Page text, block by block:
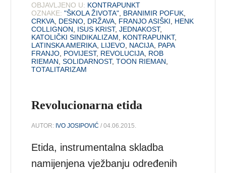
OBJAVLJENO U: KONTRAPUNKT
OZNAKE: "ŠKOLA ŽIVOTA" BRANIMIR POFUK
CRKVA DESNO DRŽAVA FRANJO ASIŠKI
HENK
COLLIGNON
ISUS KRIST,JEDNAKOST,
KATOLIČKI SINDIKALIZAM
KONTRAPUNKT,
LATINSKA AMERIKA LIJEVO NACIJA PAPA
FRANJO POVIJEST, REVOLUCIJA ROB
RIEMAN ,SOLIDARNOST,TOON RIEMAN
TOTALITARIZAM
Revolucionarna etida
AUTOR: IVO JOSIPOVIĆ / 04.06.2015.
Etida, instrumentalna skladba
namijenjena vježbanju određenih